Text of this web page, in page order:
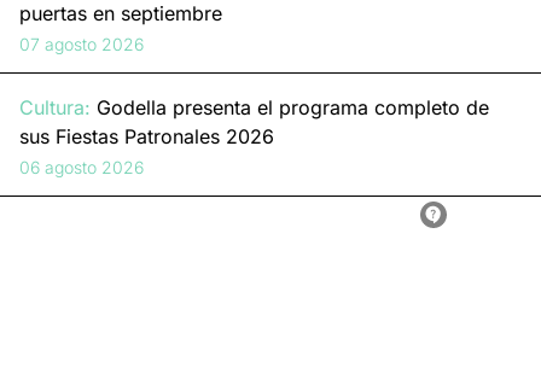
puertas en septiembre
07 agosto 2026
Cultura: Godella presenta el programa completo de
sus Fiestas Patronales 2026
06 agosto 2026